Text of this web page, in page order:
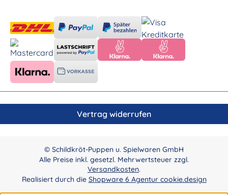
Vertrag widerrufen
© Schildkröt-Puppen u. Spielwaren GmbH
Alle Preise inkl. gesetzl. Mehrwertsteuer zzgl.
Versandkosten.
Realisiert durch die Shopware 6 Agentur cookie.design